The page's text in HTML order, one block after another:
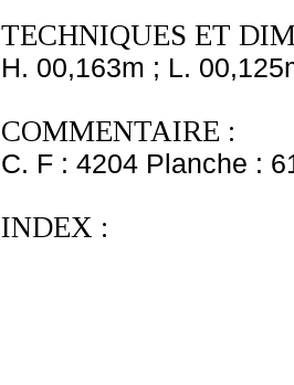
TECHNIQUES ET
H. 00,163m ; L.
COMMENTAIRE :
C. F : 4204 Planche :
INDEX :